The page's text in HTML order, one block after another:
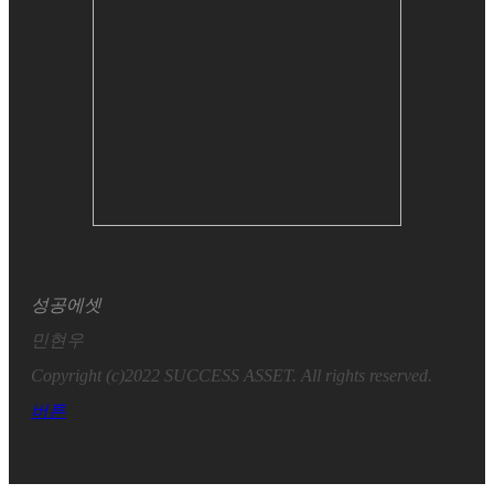
성공에셋
민현우
Copyright (c)2022 SUCCESS ASSET. All rights reserved.
버튼